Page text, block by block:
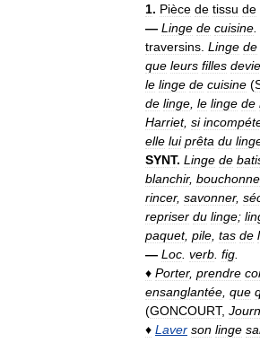
1. Pièce de tissu de
— Linge de cuisine
traversins Linge de
que leurs filles
le linge de cuisine (
de linge le linge de
Harriet, si
elle lui prêta du
SYNT. Linge de
blanchir,
rincer, savonner,
repriser du linge;
paquet, pile tas de
— Loc verb fig
♦ Porter, prendre
ensanglantée que
(GONCOURT,
♦ Laver son linge